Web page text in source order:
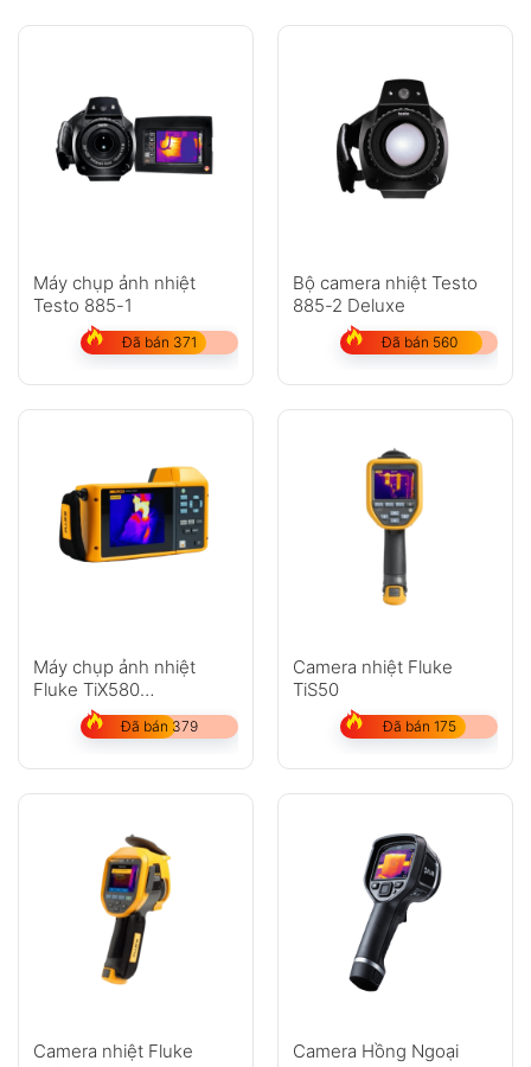
Máy chụp ảnh nhiệt
Testo 885-1
Đã bán 371
Bộ camera nhiệt Testo
885-2 Deluxe
Đã bán 560
Máy chụp ảnh nhiệt
Fluke TiX580
(640x480px)
Đã bán 379
Camera nhiệt Fluke
TiS50
Đã bán 175
Camera nhiệt Fluke
Camera Hồng Ngoại